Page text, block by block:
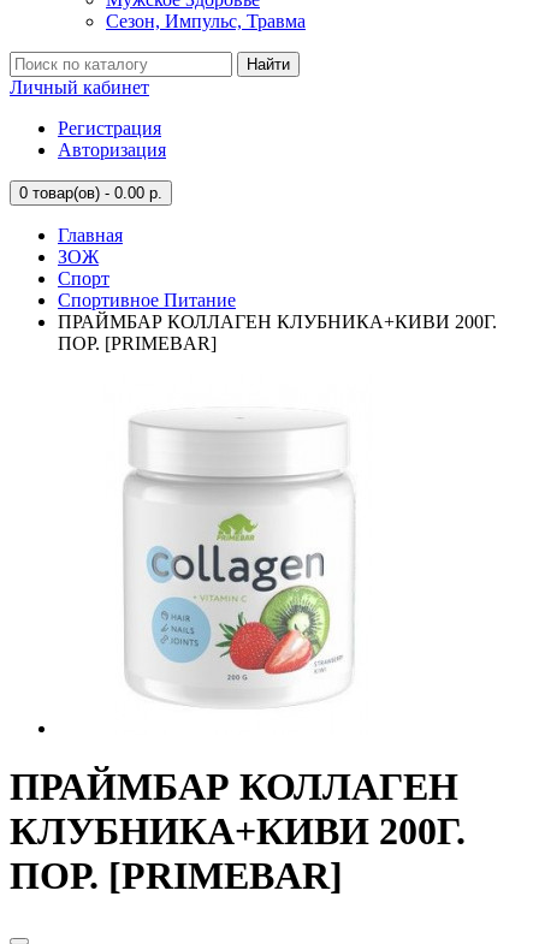
Сезон, Импульс, Травма
Найти
Личный кабинет
Регистрация
Авторизация
0 товар(ов) - 0.00 р.
Главная
ЗОЖ
Спорт
Спортивное Питание
ПРАЙМБАР КОЛЛАГЕН КЛУБНИКА+КИВИ 200Г.
ПОР. [PRIMEBAR]
ПРАЙМБАР КОЛЛАГЕН
КЛУБНИКА+КИВИ 200Г.
ПОР. [PRIMEBAR]